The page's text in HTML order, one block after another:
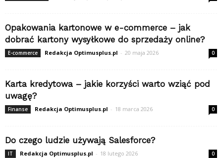
Opakowania kartonowe w e-commerce – jak
dobrać kartony wysyłkowe do sprzedaży online?
E-commerce Redakcja Optimusplus.pl - 20 maja 2026 0
Karta kredytowa – jakie korzyści warto wziąć pod
uwagę?
Finanse Redakcja Optimusplus.pl - 18 marca 2026 0
Do czego ludzie używają Salesforce?
IT Redakcja Optimusplus.pl - 18 lutego 2026 0